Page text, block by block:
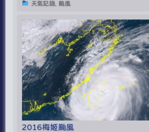
天氣記錄, 颱風
2016梅姬颱風